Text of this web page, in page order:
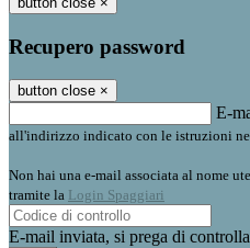
Recupero password
button close ×
E-
all'indirizzo indicato con le istruzioni
Non hai una e-mail associata al nome
tramite la Login Spaggiari
E-mail inviata, si prega di